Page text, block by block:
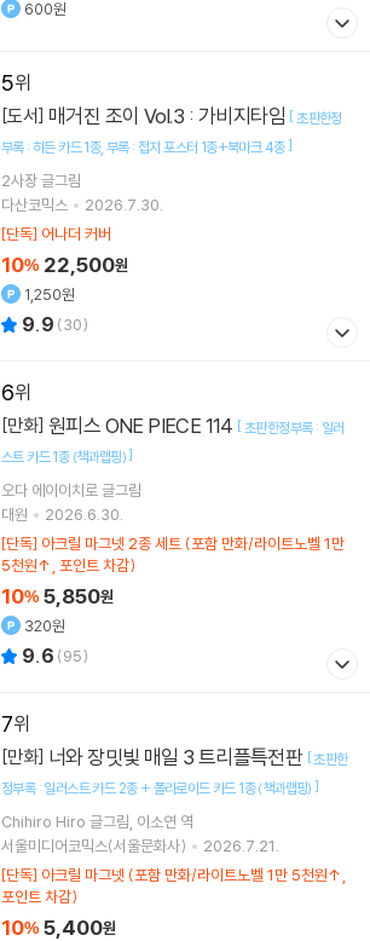
600원
5
[도서] 매거진 조이 Vol.3 : 가비지타임 [초판한정
부록 : 히든 카드 1종 부록 : 접지 포스터 1종+북마크 4종]
2사장글그림
다산코믹스
2026.7.30.
[단독] 어나더 커버
10% 22,500원
1,250원
9.9 (30)
6
[만화] 원피스 ONE PIECE 114 [초판한정부록 : 일러
스트 카드 1종 (책과랩핑)]
오다 에이이치로 글그림
대원
2026.6.30.
[단독] 아크릴 마그넷 2종 세트 (포함 만화/라이트노벨 1만
5천원↑, 포인트 차감)
10% 5,850원
320원
9.6 (95)
7
[만화] 너와 장밋빛 매일 3 트리플특전판 [초판한
정부록 : 일러스트 카드 2종 + 폴라로이드 카드 1종 (책과랩핑) ]
Chihiro Hiro 글그림 이소연 역
서울미디어코믹스(서울문화사)
2026.7.21.
[단독] 아크릴 마그넷 (포함 만화/라이트노벨 1만 5천원↑,
포인트 차감)
10% 5,400원